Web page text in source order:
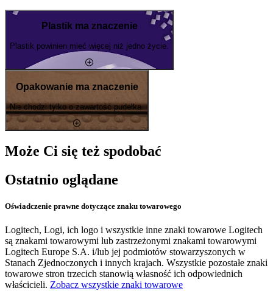
Plastik ma znaczenie
Plastik powinien mieć więcej niż jedno życie.
Opakowanie ma znaczenie
Nie chodzi tylko o zawartość pudełka.
Może Ci się też spodobać
Ostatnio oglądane
Oświadczenie prawne dotyczące znaku towarowego
Logitech, Logi, ich logo i wszystkie inne znaki towarowe Logitech
są znakami towarowymi lub zastrzeżonymi znakami towarowymi
Logitech Europe S.A. i/lub jej podmiotów stowarzyszonych w
Stanach Zjednoczonych i innych krajach. Wszystkie pozostałe znaki
towarowe stron trzecich stanowią własność ich odpowiednich
właścicieli. Zobacz wszystkie znaki towarowe